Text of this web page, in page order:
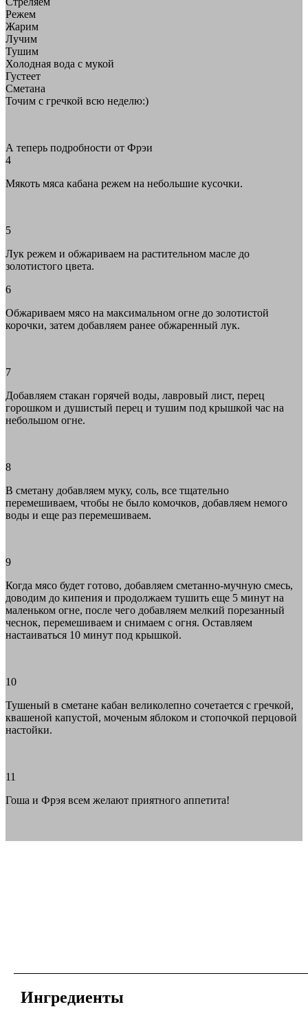
Режем
Жарим
Лучим
Тушим
Холодная вода с мукой
Густеет
Сметана
Точим с гречкой всю неделю:)
А теперь подробности от Фрэи
4
Мякоть мяса кабана режем на небольшие кусочки.
5
Лук режем и обжариваем на растительном масле до
золотистого цвета.
6
Обжариваем мясо на максимальном огне до золотистой
корочки, затем добавляем ранее обжаренный лук.
7
Добавляем стакан горячей воды, лавровый лист, перец
горошком и душистый перец и тушим под крышкой час на
небольшом огне.
8
В сметану добавляем муку, соль, все тщательно
перемешиваем, чтобы не было комочков, добавляем немого
воды и еще раз перемешиваем.
9
Когда мясо будет готово, добавляем сметанно-мучную смесь,
доводим до кипения и продолжаем тушить еще 5 минут на
маленьком огне, после чего добавляем мелкий порезанный
чеснок, перемешиваем и снимаем с огня. Оставляем
настаиваться 10 минут под крышкой.
10
Тушеный в сметане кабан великолепно сочетается с гречкой,
квашеной капустой, моченым яблоком и стопочкой перцовой
настойки.
11
Гоша и Фрэя всем желают приятного аппетита!
Ингредиенты